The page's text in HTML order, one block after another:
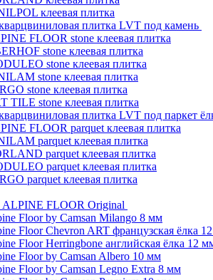
клеевая плитка
плитка LVT под камень
FLOOR stone клеевая плитка
stone клеевая плитка
stone клеевая плитка
stone клеевая плитка
stone клеевая плитка
TILE stone клеевая плитка
плитка LVT под паркет
FLOOR parquet клеевая плитка
parquet клеевая плитка
parquet клеевая плитка
parquet клеевая плитка
parquet клеевая плитка
FLOOR Original
Floor by Camsan Milango 8 мм
Floor Chevron ART французская ёлка
Floor Herringbone английская ёлка 12
Floor by Camsan Albero 10 мм
Floor by Camsan Legno Extra 8 мм